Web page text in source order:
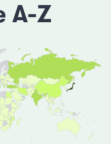
A-Z